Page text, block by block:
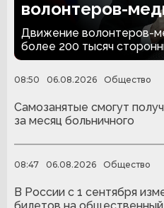
волонтеров-
достойной
Движение волонтеров-
более 200 тысяч
08:50 06.08.2026 Общество
Самозанятые смогут
за месяц больничного
08:47 06.08.2026 Общество
В России с 1 сентября